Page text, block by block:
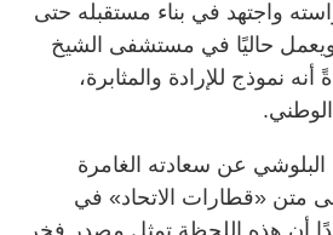
واجتهد في بناء مستقبله حتى
حاليًا في مستشفى الشيخ
نموذج للإرادة والمثابرة،
عن سعادته الغامرة
متن «قطارات الاتحاد» في